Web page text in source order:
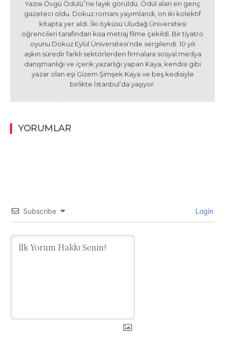
Yazısı Övgü Ödülü”ne layık görüldü. Ödül alan en genç
gazeteci oldu. Dokuz romanı yayımlandı, on iki kolektif
kitapta yer aldı. İki öyküsü Uludağ Üniversitesi
öğrencileri tarafından kısa metraj filme çekildi. Bir tiyatro
oyunu Dokuz Eylül Üniversitesi’nde sergilendi. 10 yılı
aşkın süredir farklı sektörlerden firmalara sosyal medya
danışmanlığı ve içerik yazarlığı yapan Kaya, kendisi gibi
yazar olan eşi Gizem Şimşek Kaya ve beş kedisiyle
birlikte İstanbul’da yaşıyor.
YORUMLAR
Subscribe Login